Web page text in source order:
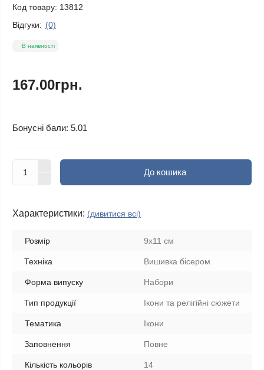
Код товару: 13812
Відгуки: (0)
В наявності
167.00грн.
Бонусні бали: 5.01
До кошика
Характеристики: (дивитися всі)
Розмір 9x11 см
Техніка Вишивка бісером
Форма випуску Набори
Тип продукції Ікони та релігійні сюжети
Тематика Ікони
Заповнення Повне
Кількість кольорів 14